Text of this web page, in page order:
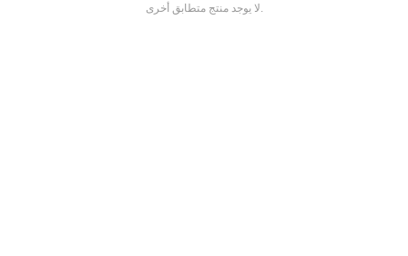
.لا يوجد منتج متطابق أخرى